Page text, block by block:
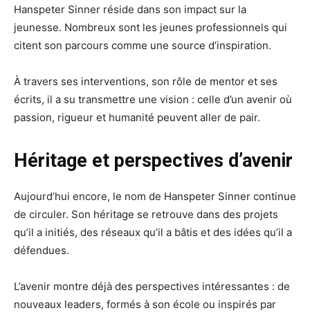
Hanspeter Sinner réside dans son impact sur la
jeunesse. Nombreux sont les jeunes professionnels qui
citent son parcours comme une source d’inspiration.
À travers ses interventions, son rôle de mentor et ses
écrits, il a su transmettre une vision : celle d’un avenir où
passion, rigueur et humanité peuvent aller de pair.
Héritage et perspectives d’avenir
Aujourd’hui encore, le nom de Hanspeter Sinner continue
de circuler. Son héritage se retrouve dans des projets
qu’il a initiés, des réseaux qu’il a bâtis et des idées qu’il a
défendues.
L’avenir montre déjà des perspectives intéressantes : de
nouveaux leaders, formés à son école ou inspirés par